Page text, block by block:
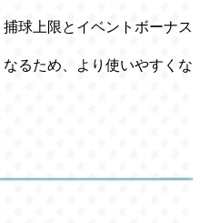
球上限とイベントボーナス
るため、より使いやすくな